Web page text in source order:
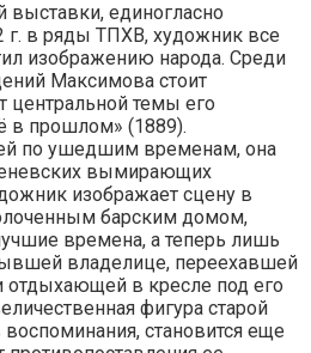
выставки, единогласно
г. в ряды ТПХВ, художник все
изображению народа. Среди
Максимова стоит
центральной темы его
в прошлом» (1889).
по ушедшим временам, она
вымирающих
изображает сцену в
барским домом,
времена, а теперь лишь
владелице, переехавшей
отдыхающей в кресле под его
фигура старой
становится еще